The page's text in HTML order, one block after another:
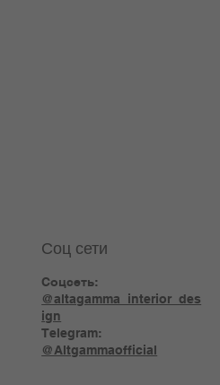
Соц сети
Соцсеть:
@altagamma_interior_des
ign
Telegram:
@Altgammaofficial